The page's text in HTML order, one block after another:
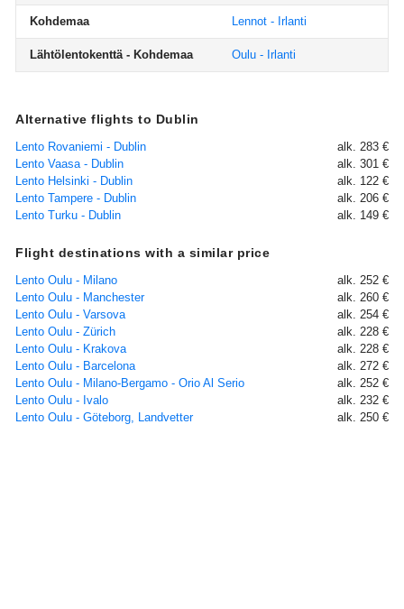
Kohdemaa Lennot - Irlanti
Lähtölentokenttä - Kohdemaa Oulu - Irlanti
Alternative flights to Dublin
Lento Rovaniemi - Dublin
alk. 283 €
Lento Vaasa - Dublin
alk. 301 €
Lento Helsinki - Dublin
alk. 122 €
Lento Tampere - Dublin
alk. 206 €
Lento Turku - Dublin
alk. 149 €
Flight destinations with a similar price
Lento Oulu - Milano
alk. 252 €
Lento Oulu - Manchester
alk. 260 €
Lento Oulu - Varsova
alk. 254 €
Lento Oulu - Zürich
alk. 228 €
Lento Oulu - Krakova
alk. 228 €
Lento Oulu - Barcelona
alk. 272 €
Lento Oulu - Milano-Bergamo - Orio Al Serio
alk. 252 €
Lento Oulu - Ivalo
alk. 232 €
Lento Oulu - Göteborg, Landvetter
alk. 250 €